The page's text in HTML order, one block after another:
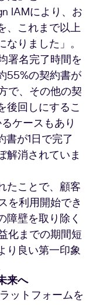
IAMにより、お
、これまで以上
りました」。
署名完了時間を
55%の契約書が
で、その他の契
後回しにするこ
ケースもあり
書が1日で完了
解消されていま
たことで、顧客
を利用開始でき
障壁を取り除く
化までの期間短
り良い第一印象
来へ
ットフォームを